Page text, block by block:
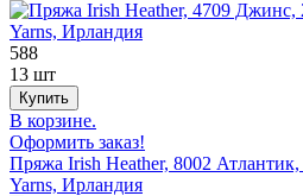
588
13 шт
В корзине.
Оформить заказ!
Пряжа Irish Heather, 8002
Yarns, Ирландия